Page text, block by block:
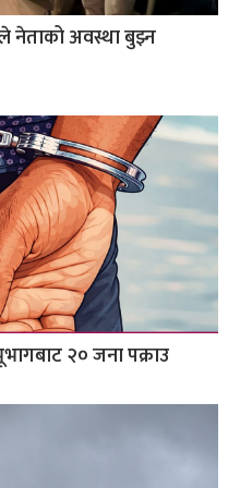
नेताको अवस्था बुझ्न
२० जना पक्राउ